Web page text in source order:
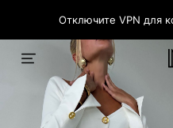
Отключите VPN для